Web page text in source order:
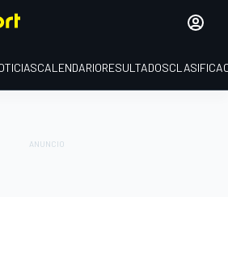
CALENDARIORESULTADOS